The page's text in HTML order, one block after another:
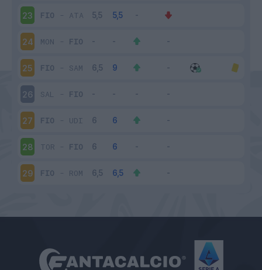
23 FIO - ATA
24 MON - FIO
25 FIO - SAM
26 SAL - FIO
27 FIO - UDI
28 TOR - FIO
29 FIO - ROM